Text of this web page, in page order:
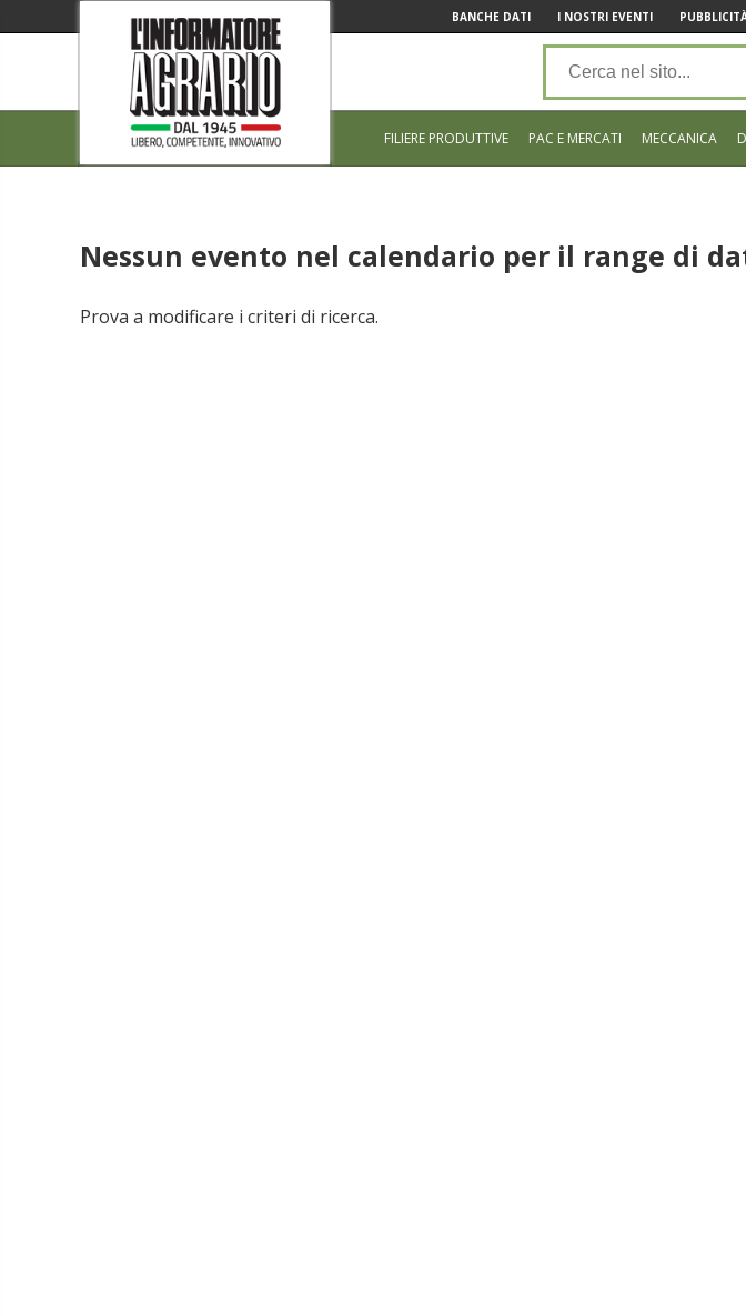
BANCHE DATI I NOSTRI EVENTI
FILIERE PRODUTTIVE PAC E MERCATI MECCANICA
Nessun evento nel calendario per il range di
Prova a modificare i criteri di ricerca.